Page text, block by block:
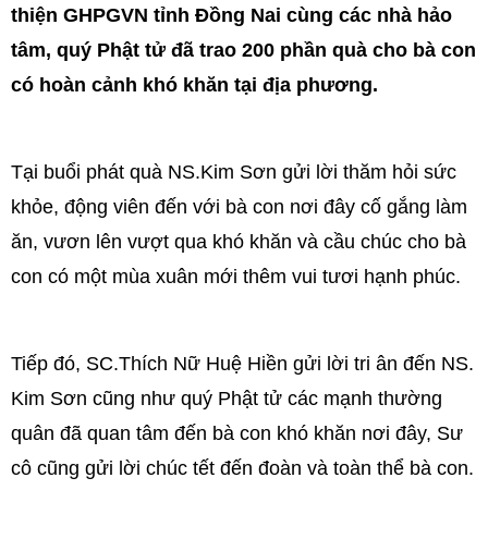
thiện GHPGVN tỉnh Đồng Nai cùng các nhà hảo
tâm, quý Phật tử đã trao 200 phần quà cho bà con
có hoàn cảnh khó khăn tại địa phương.
Tại buổi phát quà NS.Kim Sơn gửi lời thăm hỏi sức
khỏe, động viên đến với bà con nơi đây cố gắng làm
ăn, vươn lên vượt qua khó khăn và cầu chúc cho bà
con có một mùa xuân mới thêm vui tươi hạnh phúc.
Tiếp đó, SC.Thích Nữ Huệ Hiền gửi lời tri ân đến NS.
Kim Sơn cũng như quý Phật tử các mạnh thường
quân đã quan tâm đến bà con khó khăn nơi đây, Sư
cô cũng gửi lời chúc tết đến đoàn và toàn thể bà con.